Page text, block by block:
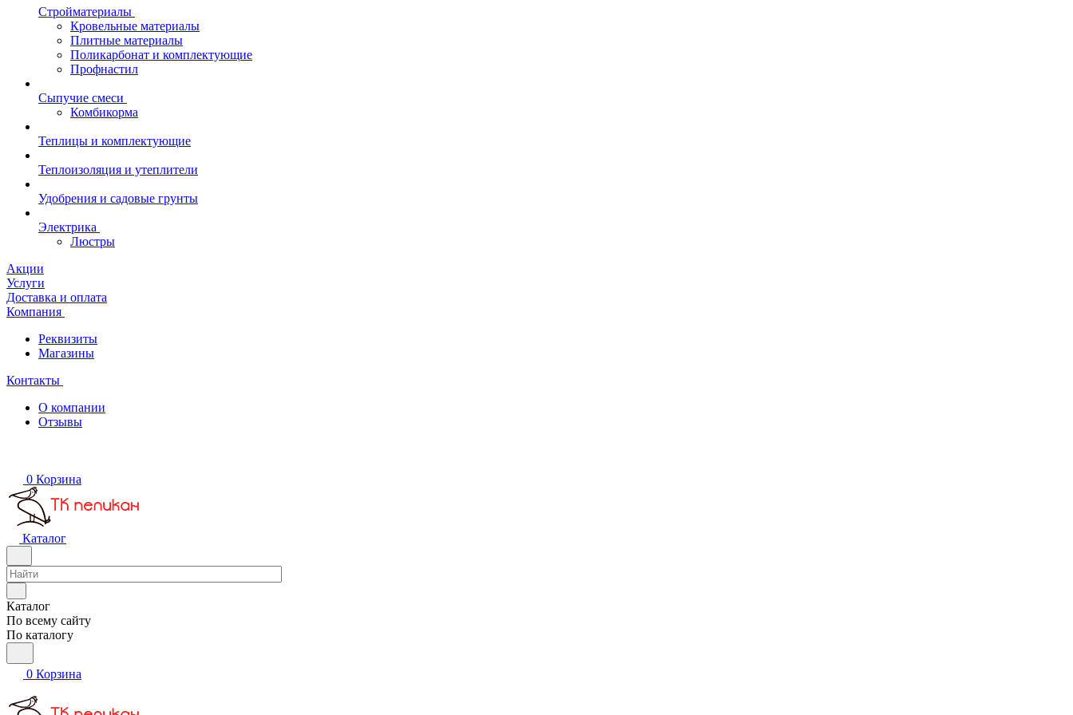
Стройматериалы
Кровельные материалы
Плитные материалы
Поликарбонат и комплектующие
Профнастил
Сыпучие смеси
Комбикорма
Теплицы и комплектующие
Теплоизоляция и утеплители
Удобрения и садовые грунты
Электрика
Люстры
Акции
Услуги
Доставка и оплата
Компания
Реквизиты
Магазины
Контакты
О компании
Отзывы
0 Корзина
Каталог
Каталог
По всему сайту
По каталогу
0 Корзина